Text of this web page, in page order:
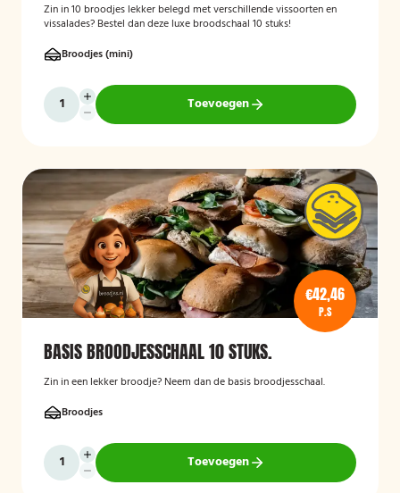
Zin in 10 broodjes lekker belegd met verschillende vissoorten en
vissalades? Bestel dan deze luxe broodschaal 10 stuks!
Broodjes (mini)
Toevoegen
€42,46
P.S
BASIS BROODJESSCHAAL 10 STUKS.
Zin in een lekker broodje? Neem dan de basis broodjesschaal.
Broodjes
Toevoegen